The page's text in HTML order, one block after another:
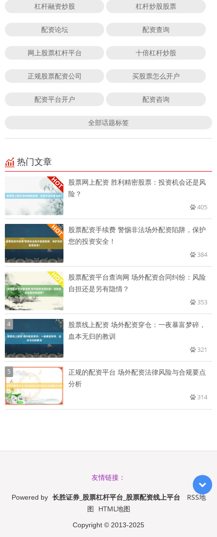
杠杆融资炒股 杠杆炒股股票
配资论坛 配资查询
网上股票杠杆平台 十倍杠杆炒股
正规股票配资公司 买股票怎么开户
配资平台开户 配资咨询
全部话题标签
热门文章
股票网上配资 胜利精密股票：投资机会还是风
险？
405
股票配资手续费 警惕非法场外配资陷阱，保护
您的投资安全！
384
股票配资平台查询网 场外配资合同纠纷：风险
自担还是另有隐情？
353
4
股票线上配资 场外配资穿仓：一夜暴富梦碎，
血本无归的教训
321
5
正规的配资平台 场外配资法律风险与合规要点
分析
314
友情链接：
Powered by 长胜证券_股票杠杆平台_股票配资线上平台
RSS地
图 HTML地图
Copyright © 2013-2025